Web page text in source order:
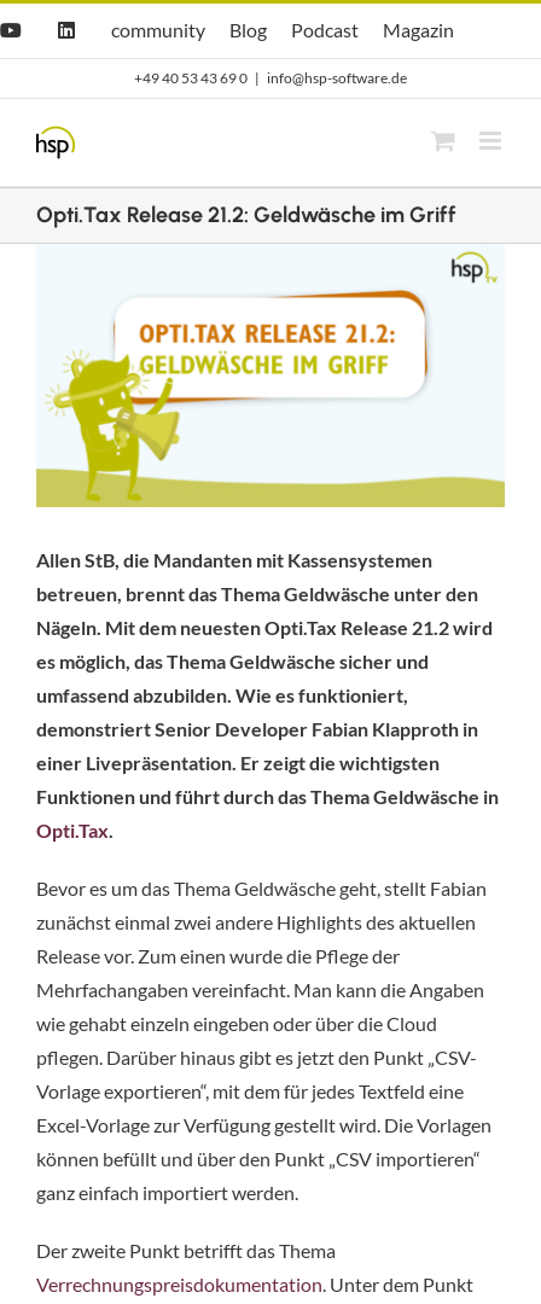
YouTubeLinkedIn
Hsp
community
community
hsp
Blog
Blog Opti.Cast
Podcast Opti.Mag
Magazin
+49 40 53 43 69 0 | info@hsp-software.de
Opti.Tax Release 21.2: Geldwäsche im Griff
Allen StB, die Mandanten mit Kassensystemen
betreuen, brennt das Thema Geldwäsche unter den
Nägeln. Mit dem neuesten Opti.Tax Release 21.2 wird
es möglich, das Thema Geldwäsche sicher und
umfassend abzubilden. Wie es funktioniert,
demonstriert Senior Developer Fabian Klapproth in
einer Livepräsentation. Er zeigt die wichtigsten
Funktionen und führt durch das Thema Geldwäsche in
Opti.Tax
Bevor es um das Thema Geldwäsche geht, stellt Fabian
zunächst einmal zwei andere Highlights des aktuellen
Release vor. Zum einen wurde die Pflege der
Mehrfachangaben vereinfacht. Man kann die Angaben
wie gehabt einzeln eingeben oder über die Cloud
pflegen. Darüber hinaus gibt es jetzt den Punkt „CSV-
Vorlage exportieren“, mit dem für jedes Textfeld eine
Excel-Vorlage zur Verfügung gestellt wird. Die Vorlagen
können befüllt und über den Punkt „CSV importieren“
ganz einfach importiert werden.
Der zweite Punkt betrifft das Thema
Verrechnungspreisdokumentation . Unter dem Punkt